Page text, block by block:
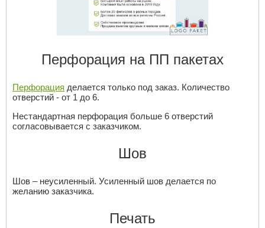
Перфорация на ПП пакетах
Перфорация делается только под заказ. Количество
отверстий - от 1 до 6.
Нестандартная перфорация больше 6 отверстий
согласовывается с заказчиком.
Шов
Шов – неусиленный. Усиленный шов делается по
желанию заказчика.
Печать